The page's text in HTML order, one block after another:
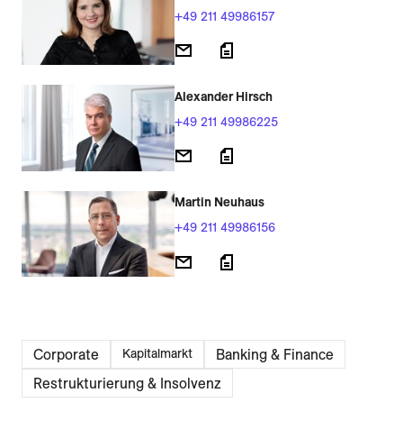
+49 211 49986157
Alexander Hirsch
+49 211 49986225
Martin Neuhaus
+49 211 49986156
Corporate Kapitalmarkt
Banking & Finance
Restrukturierung & Insolvenz